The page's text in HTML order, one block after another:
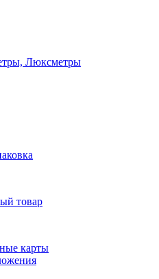
Люксметры
товар
карты